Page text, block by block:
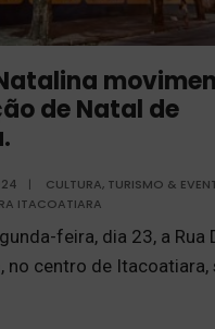
de Natal de
| CULTURA, TURISMO &
ITACOATIARA
feira, dia 23, a Rua
no centro de Itacoatiara,